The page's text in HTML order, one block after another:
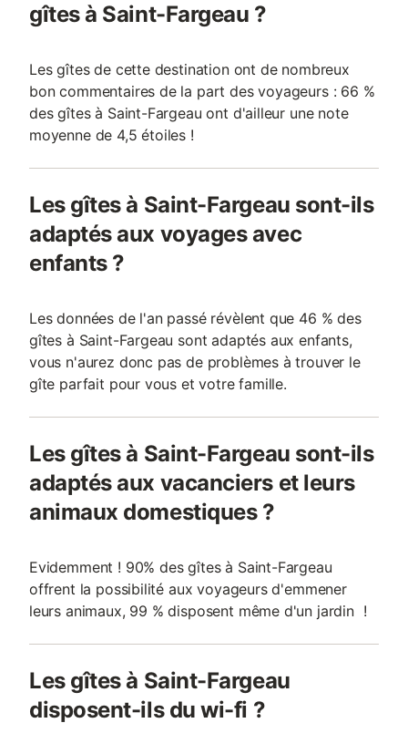
gîtes à Saint-Fargeau ?
Les gîtes de cette destination ont de nombreux
bon commentaires de la part des voyageurs : 66 %
des gîtes à Saint-Fargeau ont d'ailleur une note
moyenne de 4,5 étoiles !
Les gîtes à Saint-Fargeau sont-ils
adaptés aux voyages avec
enfants ?
Les données de l'an passé révèlent que 46 % des
gîtes à Saint-Fargeau sont adaptés aux enfants,
vous n'aurez donc pas de problèmes à trouver le
gîte parfait pour vous et votre famille.
Les gîtes à Saint-Fargeau sont-ils
adaptés aux vacanciers et leurs
animaux domestiques ?
Evidemment ! 90% des gîtes à Saint-Fargeau
offrent la possibilité aux voyageurs d'emmener
leurs animaux, 99 % disposent même d'un jardin !
Les gîtes à Saint-Fargeau
disposent-ils du wi-fi ?